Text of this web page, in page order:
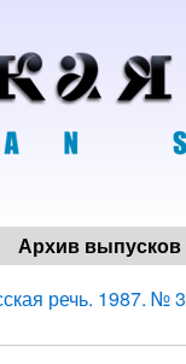
Архив выпусков
речь. 1987. № 3